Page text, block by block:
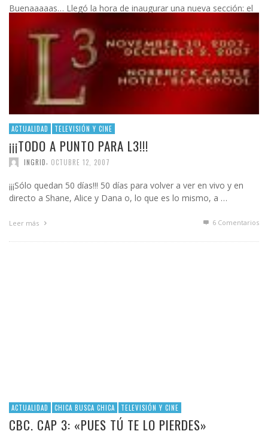
Buenaaaaas… Llegó la hora de inaugurar una nueva sección: el
las publicaciones impresas de chicas para …
0 Comentarios
ACTUALIDAD TELEVISIÓN Y CINE
¡¡¡TODO A PUNTO PARA L3!!!
INGRID OCTUBRE 12, 2007
¡¡¡Sólo quedan 50 días!!! 50 días para volver a ver en vivo y en
directo a Shane, Alice y Dana o, lo que es lo mismo, a …
Leer más 6 Comentarios
ACTUALIDAD CHICA BUSCA CHICA TELEVISIÓN Y CINE
CBC. CAP 3: «PUES TÚ TE LO PIERDES»